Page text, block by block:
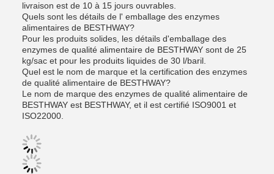
livraison est de 10 à 15 jours ouvrables.
Quels sont les détails de l' emballage des enzymes
alimentaires de BESTHWAY?
Pour les produits solides, les détails d'emballage des
enzymes de qualité alimentaire de BESTHWAY sont de 25
kg/sac et pour les produits liquides de 30 l/baril.
Quel est le nom de marque et la certification des enzymes
de qualité alimentaire de BESTHWAY?
Le nom de marque des enzymes de qualité alimentaire de
BESTHWAY est BESTHWAY, et il est certifié ISO9001 et
ISO22000.